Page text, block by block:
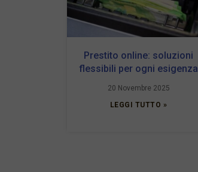
Prestito online: soluzioni
flessibili per ogni esigenza
20 Novembre 2025
LEGGI TUTTO »